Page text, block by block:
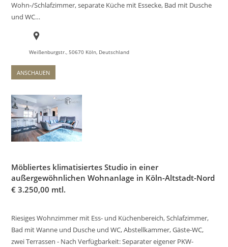
Wohn-/Schlafzimmer, separate Küche mit Essecke, Bad mit Dusche
und WC…
Weißenburgstr., 50670 Köln, Deutschland
ANSCHAUEN
Möbliertes klimatisiertes Studio in einer
außergewöhnlichen Wohnanlage in Köln-Altstadt-Nord
€ 3.250,00 mtl.
Riesiges Wohnzimmer mit Ess- und Küchenbereich, Schlafzimmer,
Bad mit Wanne und Dusche und WC, Abstellkammer, Gäste-WC,
zwei Terrassen - Nach Verfügbarkeit: Separater eigener PKW-